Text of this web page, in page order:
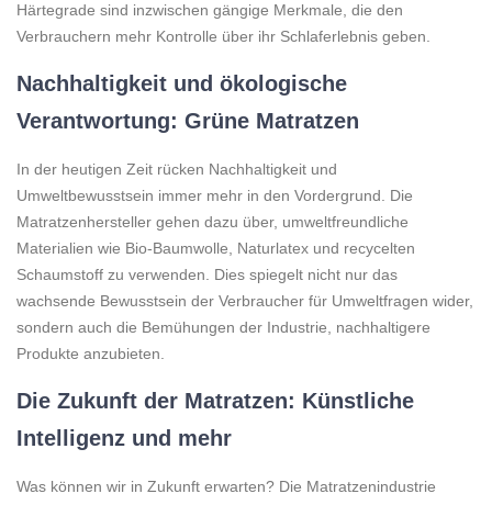
Härtegrade sind inzwischen gängige Merkmale, die den
Verbrauchern mehr Kontrolle über ihr Schlaferlebnis geben.
Nachhaltigkeit und ökologische
Verantwortung: Grüne Matratzen
In der heutigen Zeit rücken Nachhaltigkeit und
Umweltbewusstsein immer mehr in den Vordergrund. Die
Matratzenhersteller gehen dazu über, umweltfreundliche
Materialien wie Bio-Baumwolle, Naturlatex und recycelten
Schaumstoff zu verwenden. Dies spiegelt nicht nur das
wachsende Bewusstsein der Verbraucher für Umweltfragen wider,
sondern auch die Bemühungen der Industrie, nachhaltigere
Produkte anzubieten.
Die Zukunft der Matratzen: Künstliche
Intelligenz und mehr
Was können wir in Zukunft erwarten? Die Matratzenindustrie